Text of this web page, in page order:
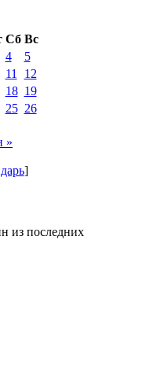
Сб Вс
4
5
11
12
18 19
25 26
»
]
из последних